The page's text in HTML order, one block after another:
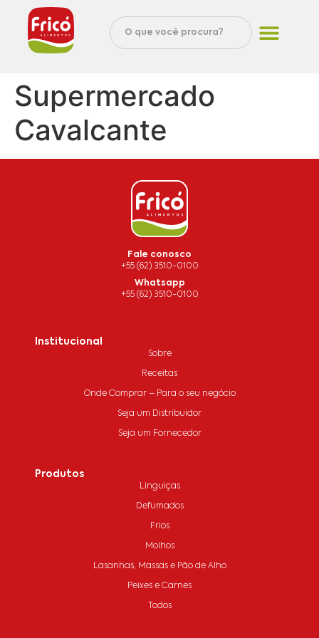
Supermercado
Cavalcante
Fale conosco
+55 (62) 3510-0100
Whatsapp
+55 (62) 3510-0100
Institucional
Sobre
Receitas
Onde Comprar – Para o seu negócio
Seja um Distribuidor
Seja um Fornecedor
Produtos
Linguiças
Defumados
Frios
Molhos
Lasanhas, Massas e Pão de Alho
Peixes e Carnes
Todos